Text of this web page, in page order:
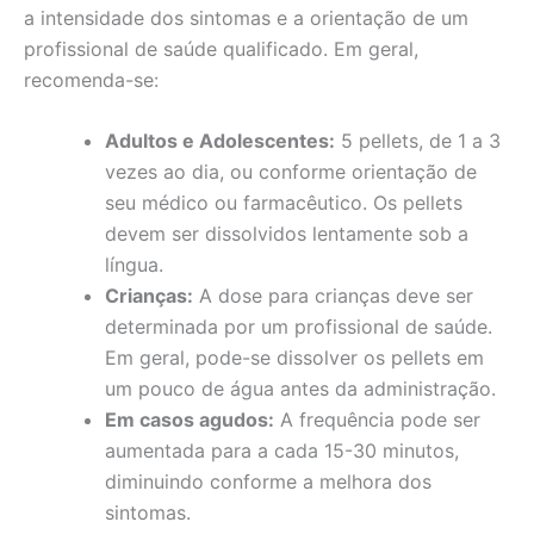
a intensidade dos sintomas e a orientação de um
profissional de saúde qualificado. Em geral,
recomenda-se:
Adultos e Adolescentes: 5 pellets, de 1 a 3
vezes ao dia, ou conforme orientação de
seu médico ou farmacêutico. Os pellets
devem ser dissolvidos lentamente sob a
língua.
Crianças: A dose para crianças deve ser
determinada por um profissional de saúde.
Em geral, pode-se dissolver os pellets em
um pouco de água antes da administração.
Em casos agudos: A frequência pode ser
aumentada para a cada 15-30 minutos,
diminuindo conforme a melhora dos
sintomas.